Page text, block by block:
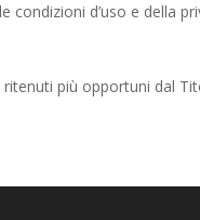
d’uso e della
più opportuni dal